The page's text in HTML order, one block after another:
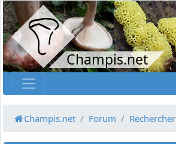
Champis.net
Champis.net Forum Rechercher